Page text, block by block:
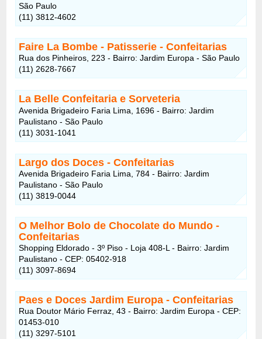
São Paulo
(11) 3812-4602
Faire La Bombe - Patisserie- Confeitarias
Rua dos Pinheiros, 223 - Bairro: Jardim Europa - São Paulo
(11) 2628-7667
La Belle Confeitaria e Sorveteria
Avenida Brigadeiro Faria Lima, 1696 - Bairro: Jardim
Paulistano - São Paulo
(11) 3031-1041
Largo dos Doces- Confeitarias
Avenida Brigadeiro Faria Lima, 784 - Bairro: Jardim
Paulistano - São Paulo
(11) 3819-0044
O Melhor Bolo de Chocolate do Mundo-
Confeitarias
Shopping Eldorado - 3º Piso - Loja 408-L - Bairro: Jardim
Paulistano - CEP: 05402-918
(11) 3097-8694
Paes e Doces Jardim Europa- Confeitarias
Rua Doutor Mário Ferraz, 43 - Bairro: Jardim Europa - CEP:
01453-010
(11) 3297-5101